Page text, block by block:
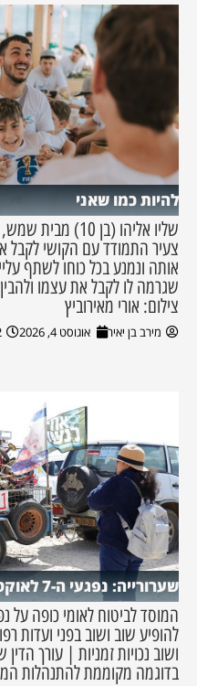
להיות כמו שאני
שליו אליהו (בן
צעיר התמודד עם הקושי לקבל
אותה ונמנע בכל כוחו לשתף
שגרמה לו לקבל את עצמו
צילום: אורי מאירוביץ
מירב בן יאיר אוגוסט 4, 2026
שערורייה: נפגעי ה-7 לאוקטובר ממשיכים להיפגע
להופיע שוב ושוב בפני ועדות
ושוב נכויות זמניות | עורך
בדוגמה מקוממת להתנהלות